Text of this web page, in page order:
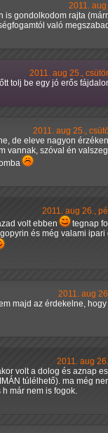
2011.
is gondolkodom rajta
való
2011. aug 25.,
tolj be egy jó erős
2011. aug 25.,
de eleve nagyon
vannak, szóval én
2011. aug 26.,
volt ebben
tegnap
és még valami ipari
2011. aug
majd az érdekelne,
2011. aug
volt a dolog és aznap
túlélhető). ma még
már nem is fogok.